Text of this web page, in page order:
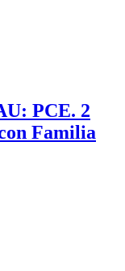
PCE. 2
Familia